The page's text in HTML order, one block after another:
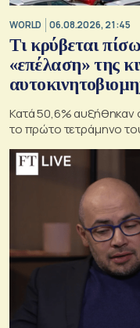
WORLD 06.08.2026, 21:45
Τι κρύβεται
«επέλαση» της
Κατά 50,6% αυξήθηκαν
το πρώτο τετράμηνο